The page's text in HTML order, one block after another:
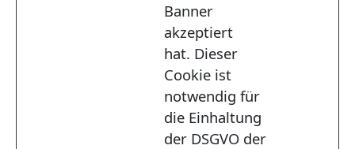
Banner
akzeptiert
hat. Dieser
Cookie ist
notwendig für
die Einhaltung
der DSGVO der